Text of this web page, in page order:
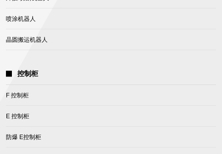
喷涂机器人
晶圆搬运机器人
控制柜
F 控制柜
E 控制柜
防爆 E控制柜